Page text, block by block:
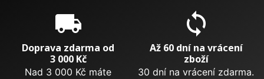
local_shipping
Doprava zdarma od
3 000 Kč
Nad 3 000 Kč máte
sync
Až 60 dní na vrácení
zboží
30 dní na vrácení zdarma.